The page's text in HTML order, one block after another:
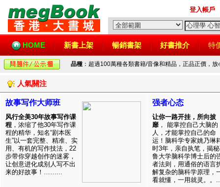
登入帳戶
HOME 新書上架 暢銷書架 好書推介 特
品種 ：超過100萬種各類書籍/音像和精品，正品正價，
人氣關注
故事写作大师班
风行全美30年故事写作课
程 ，浓缩了他30年写作课
程的精华，知名“剧本医
生”以一套完整、精准、实
用、有机的写作技法，22
步带你穿越创作的迷雾，
让创意进化成别人写不出
来的好故事！……...
强者心态
让你一路开挂，所向披
靡 ， 能掌控自己大脑的
人，才能掌控自己的命
运！脑科学专家姚乃琳
时3年，亲自执笔，揭
鲁大学脑科学博士后的
者法则，用通俗的语言
解复杂的脑科学原理，
看就懂，一用就灵。。